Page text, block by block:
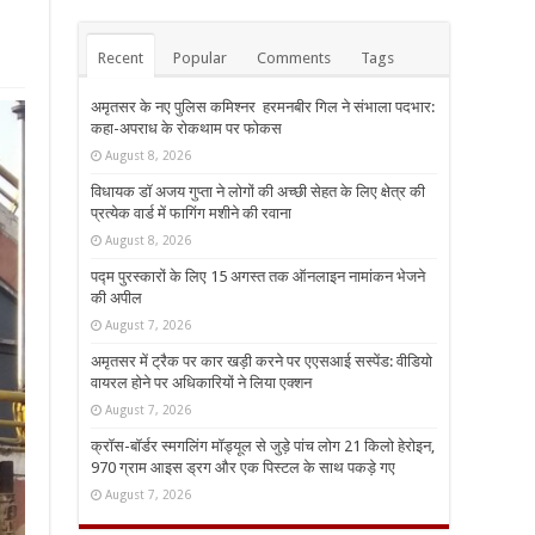
Recent Popular Comments Tags
अमृतसर के नए पुलिस कमिश्नर हरमनबीर गिल ने संभाला पदभार:
कहा-अपराध के रोकथाम पर फोकस
August 8, 2026
विधायक डॉ अजय गुप्ता ने लोगों की अच्छी सेहत के लिए क्षेत्र की
प्रत्येक वार्ड में फागिंग मशीने की रवाना
August 8, 2026
पद्म पुरस्कारों के लिए 15 अगस्त तक ऑनलाइन नामांकन भेजने
की अपील
August 7, 2026
अमृतसर में ट्रैक पर कार खड़ी करने पर एएसआई सस्पेंड: वीडियो
वायरल होने पर अधिकारियों ने लिया एक्शन
August 7, 2026
क्रॉस-बॉर्डर स्मगलिंग मॉड्यूल से जुड़े पांच लोग 21 किलो हेरोइन,
970 ग्राम आइस ड्रग और एक पिस्टल के साथ पकड़े गए
August 7, 2026